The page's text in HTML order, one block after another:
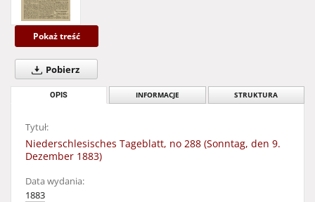
Pokaż treść
Pobierz
OPIS INFORMACJE STRUKTURA
Tytuł:
Niederschlesisches Tageblatt, no 288 (Sonntag, den 9.
Dezember 1883)
Data wydania:
1883